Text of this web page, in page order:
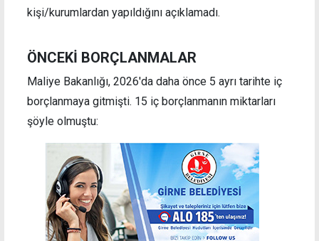
kişi/kurumlardan yapıldığını açıklamadı.
ÖNCEKİ BORÇLANMALAR
Maliye Bakanlığı, 2026'da daha önce 5 ayrı tarihte iç
borçlanmaya gitmişti. 15 iç borçlanmanın miktarları
şöyle olmuştu: